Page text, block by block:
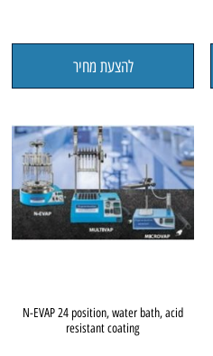
להצעת מחיר
N-EVAP 24 position, water bath, acid
resistant coating